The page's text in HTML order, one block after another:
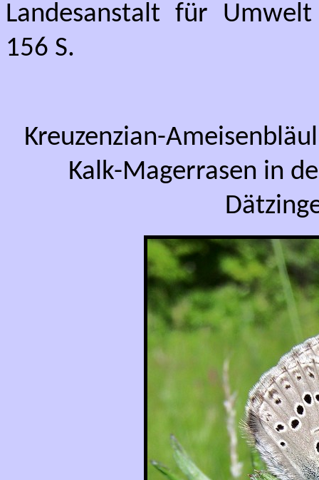
Landesanstalt für
156 S.
Kreuzenzian-
Kalk-Magerrasen in